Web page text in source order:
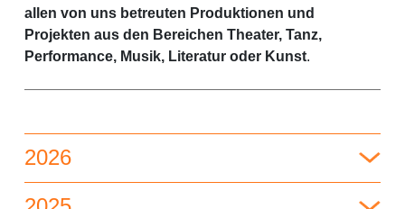
allen von uns betreuten Produktionen und
Projekten aus den Bereichen Theater, Tanz,
Performance, Musik, Literatur oder Kunst.
2026